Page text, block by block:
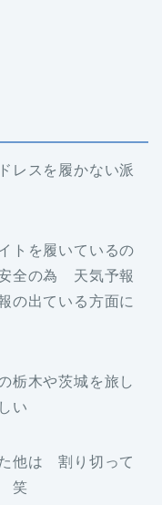
レスを履かない派
トを履いているの
全の為 天気予報
の出ている方面に
木や茨城を旅し
い
他は 割り切って
笑